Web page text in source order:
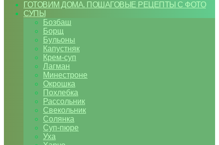
ГОТОВИМ ДОМА. ПОШАГОВЫЕ РЕЦЕПТЫ С ФОТО
СУПЫ
Бозбаш
Борщ
Бульоны
Капустняк
Крем-суп
Лагман
Минестроне
Окрошка
Похлебка
Рассольник
Свекольник
Солянка
Суп-пюре
Уха